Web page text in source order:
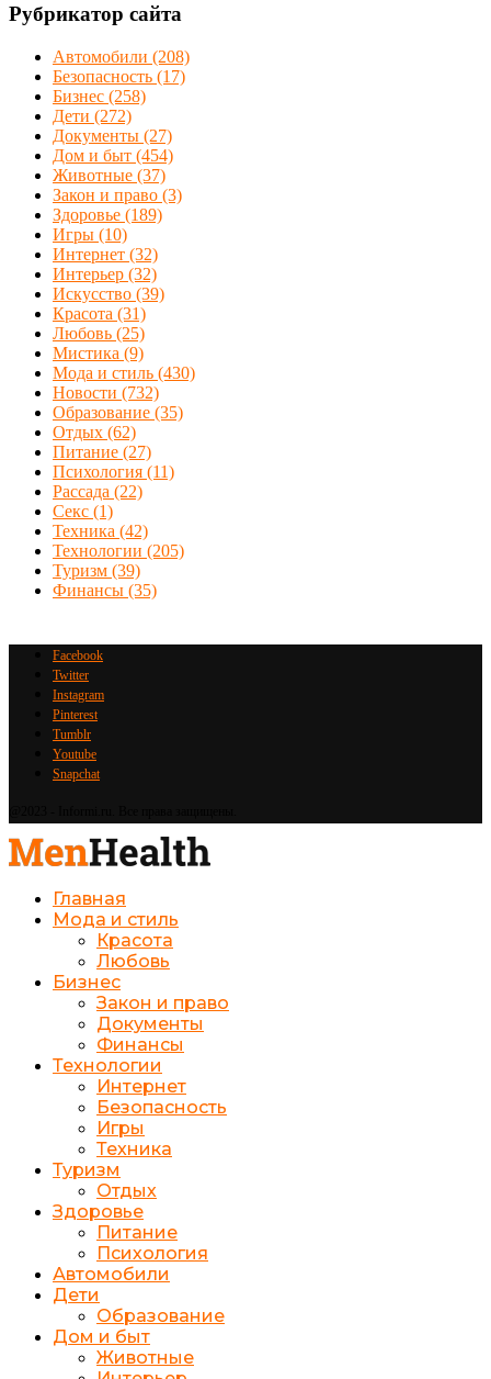
Рубрикатор сайта
Автомобили (208)
Безопасность (17)
Бизнес (258)
Дети (272)
Документы (27)
Дом и быт (454)
Животные (37)
Закон и право (3)
Здоровье (189)
Игры (10)
Интернет (32)
Интерьер (32)
Искусство (39)
Красота (31)
Любовь (25)
Мистика (9)
Мода и стиль (430)
Новости (732)
Образование (35)
Отдых (62)
Питание (27)
Психология (11)
Рассада (22)
Секс (1)
Техника (42)
Технологии (205)
Туризм (39)
Финансы (35)
Facebook
Twitter
Instagram
Pinterest
Tumblr
Youtube
Snapchat
Главная
Мода и стиль
Красота
Любовь
Бизнес
Закон и право
Документы
Финансы
Технологии
Интернет
Безопасность
Игры
Техника
Туризм
Отдых
Здоровье
Питание
Психология
Автомобили
Дети
Образование
Дом и быт
Животные